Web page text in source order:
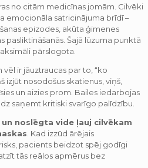
no citām medicīnas jomām. Cilvēki
emocionāla satricinājuma brīdī –
epizodes, akūta ģimenes
pasliktināšanās. Šajā lūzuma punktā
pārslogota.
ir jāuztraucas par to, “ko
izjūt nosodošus skatienus, viņš,
un aizies prom. Bailes iedarbojas
saņemt kritiski svarīgo palīdzību.
noslēgta vide ļauj cilvēkam
. Kad izzūd ārējais
pacients beidzot spēj godīgi
tās reālos apmērus bez